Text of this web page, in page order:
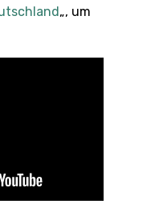
„, um